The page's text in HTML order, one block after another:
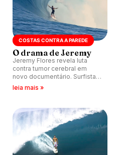
COSTAS CONTRA A PAREDE
O drama de Jeremy
Jeremy Flores revela luta
contra tumor cerebral em
novo documentário. Surfista
francês passa por cirurgia
presente, mas Jeremy está
firme.
leia mais »